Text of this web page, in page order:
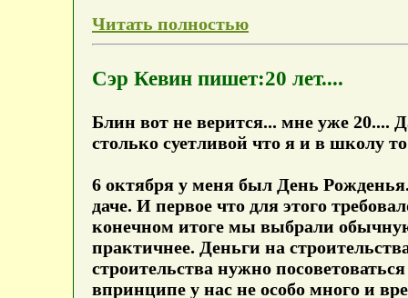
Читать полностью
Сэр Кевин пишет:20 лет....
Блин вот не верится... мне уже 20....
столько суетливой что я и в школу
6 октября у меня был День Рожденья.
даче. И первое что для этого
конечном итоге мы выбрали
практичнее. Деньги на
строительства нужно
впринципе у нас не особо много и